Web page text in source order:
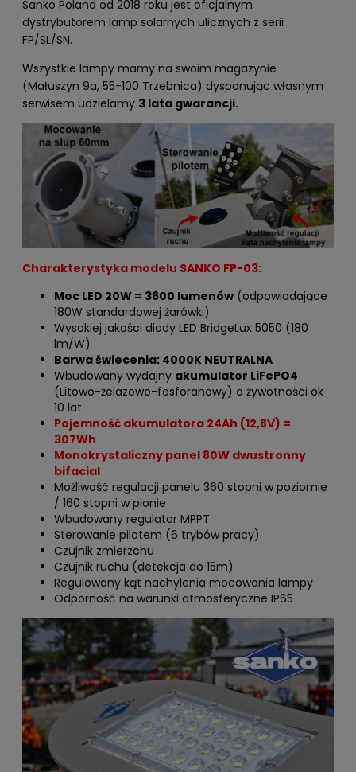
Sanko Poland od 2018 roku jest oficjalnym
dystrybutorem lamp solarnych ulicznych z serii
FP/SL/SN.
Wszystkie lampy mamy na swoim magazynie
(Małuszyn 9a, 55-100 Trzebnica) dysponując własnym
serwisem udzielamy 3 lata gwarancji.
Charakterystyka modelu SANKO FP-03:
Moc LED 20W = 3600 lumenów (odpowiadające
180W standardowej żarówki)
Wysokiej jakości diody LED BridgeLux 5050 (180
lm/W)
Barwa świecenia: 4000K NEUTRALNA
Wbudowany wydajny akumulator LiFePO4
(Litowo-żelazowo-fosforanowy) o żywotności ok
10 lat
Pojemność akumulatora 24Ah (12,8V) =
307Wh
Monokrystaliczny panel 80W dwustronny
bifacial
Możliwość regulacji panelu 360 stopni w poziomie
/ 160 stopni w pionie
Wbudowany regulator MPPT
Sterowanie pilotem (6 trybów pracy)
Czujnik zmierzchu
Czujnik ruchu (detekcja do 15m)
Regulowany kąt nachylenia mocowania lampy
Odporność na warunki atmosferyczne IP65